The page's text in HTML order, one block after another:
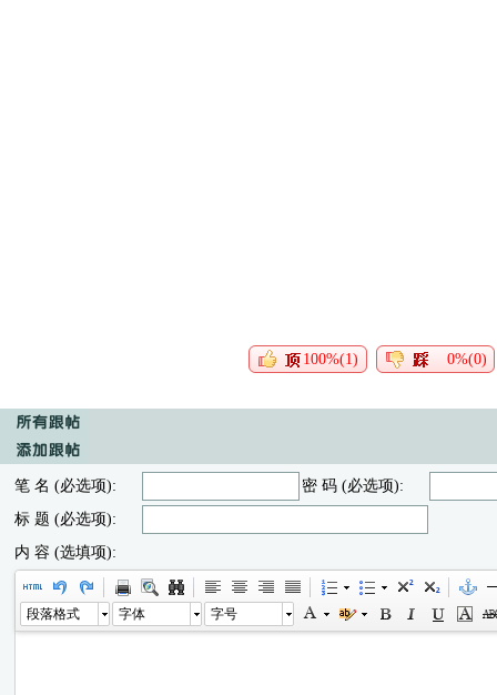
100%(1) 0%(0)
笔 名 (必选项):
密 码 (必选项):
标 题 (必选项):
内 容 (选填项):
段落格式 字体 字号